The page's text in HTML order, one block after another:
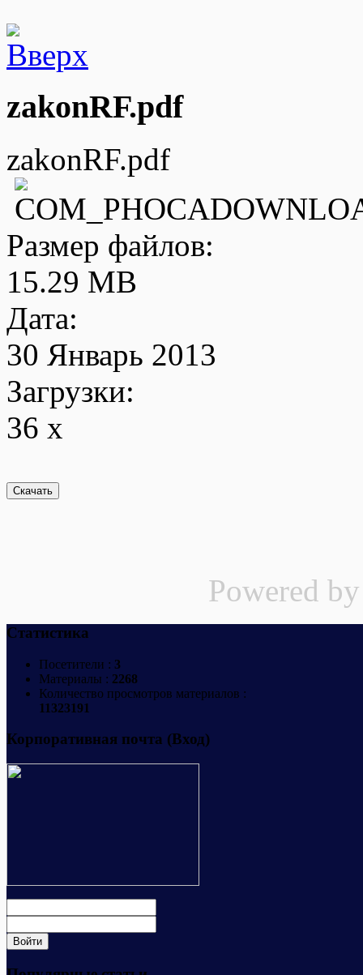
zakonRF.pdf
zakonRF.pdf
Размер файлов:
15.29 MB
Дата:
30 Январь 2013
Загрузки:
36 x
Powered
Статистика
Посетители : 3
Материалы : 2268
Количество просмотров материалов :
11323191
Корпоративная почта (Вход)